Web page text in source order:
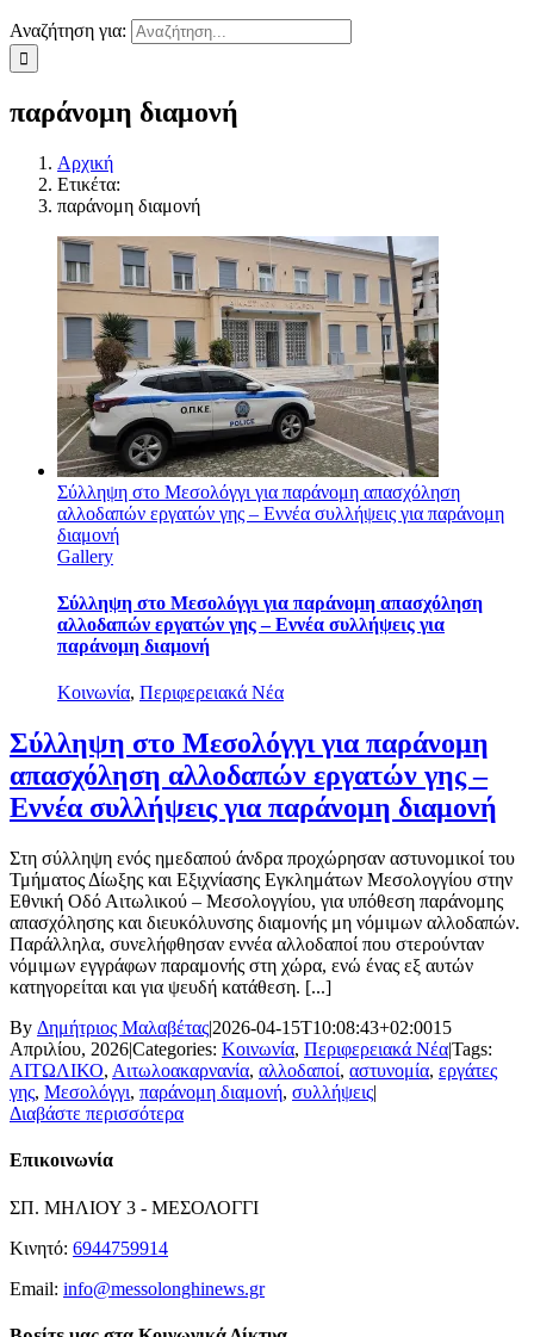
Αναζήτηση για:
παράνομη διαμονή
Αρχική
Ετικέτα:
παράνομη διαμονή
Σύλληψη στο Μεσολόγγι για παράνομη απασχόληση
αλλοδαπών εργατών γης – Εννέα συλλήψεις για παράνομη
διαμονή
Gallery
Σύλληψη στο Μεσολόγγι για παράνομη απασχόληση
αλλοδαπών εργατών γης – Εννέα συλλήψεις για
παράνομη διαμονή
Κοινωνία, Περιφερειακά Νέα
Σύλληψη στο Μεσολόγγι για παράνομη
απασχόληση αλλοδαπών εργατών γης –
Εννέα συλλήψεις για παράνομη διαμονή
Στη σύλληψη ενός ημεδαπού άνδρα προχώρησαν αστυνομικοί του
Τμήματος Δίωξης και Εξιχνίασης Εγκλημάτων Μεσολογγίου στην
Εθνική Οδό Αιτωλικού – Μεσολογγίου, για υπόθεση παράνομης
απασχόλησης και διευκόλυνσης διαμονής μη νόμιμων αλλοδαπών.
Παράλληλα, συνελήφθησαν εννέα αλλοδαποί που στερούνταν
νόμιμων εγγράφων παραμονής στη χώρα, ενώ ένας εξ αυτών
κατηγορείται και για ψευδή κατάθεση. [...]
By Δημήτριος Μαλαβέτας|2026-04-15T10:08:43+02:0015
Απριλίου, 2026|Categories: Κοινωνία, Περιφερειακά Νέα|Tags:
ΑΙΤΩΛΙΚΟ, Αιτωλοακαρνανία, αλλοδαποί, αστυνομία, εργάτες
γης, Μεσολόγγι, παράνομη διαμονή, συλλήψεις|
Διαβάστε περισσότερα
Επικοινωνία
ΣΠ. ΜΗΛΙΟΥ 3 - ΜΕΣΟΛΟΓΓΙ
Κινητό: 6944759914
Email: info@messolonghinews.gr